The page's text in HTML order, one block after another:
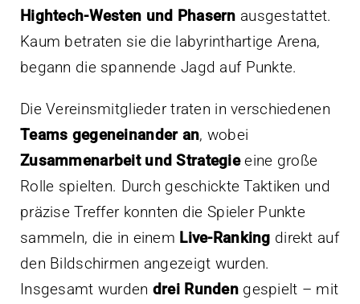
Hightech-Westen und Phasern ausgestattet.
Kaum betraten sie die labyrinthartige Arena,
begann die spannende Jagd auf Punkte.
Die Vereinsmitglieder traten in verschiedenen
Teams gegeneinander an, wobei
Zusammenarbeit und Strategieeine große
Rolle spielten. Durch geschickte Taktiken und
präzise Treffer konnten die Spieler Punkte
sammeln, die in einem Live-Ranking direkt auf
den Bildschirmen angezeigt wurden.
Insgesamt wurden drei Runden gespielt – mit